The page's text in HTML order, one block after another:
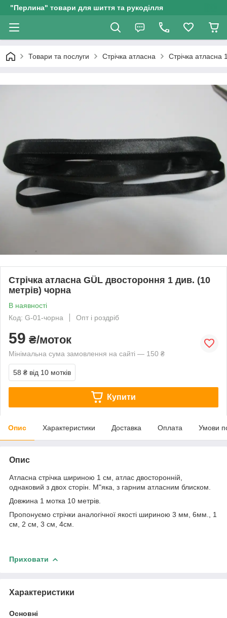
"Перлина" товари для шиття та рукоділля
Товари та послуги Стрічка атласна Стрічка атласна
Стрічка атласна GÜL двостороння 1 див. (10
метрів) чорна
В наявності
Код: G-01-чорна
Опт і роздріб
59 ₴/моток
Мінімальна сума замовлення на сайті — 150 ₴
58 ₴ від 10 мотків
Купити
Опис Характеристики Доставка Оплата Умови
Опис
Атласна стрічка шириною 1 см, атлас двосторонній,
однаковий з двох сторін. М"яка, з гарним атласним блиском.
Довжина 1 мотка 10 метрів.
Пропонуємо стрічки аналогічної якості шириною 3 мм, 6мм., 1
см, 2 см, 3 см, 4см.
Приховати
Характеристики
Основні